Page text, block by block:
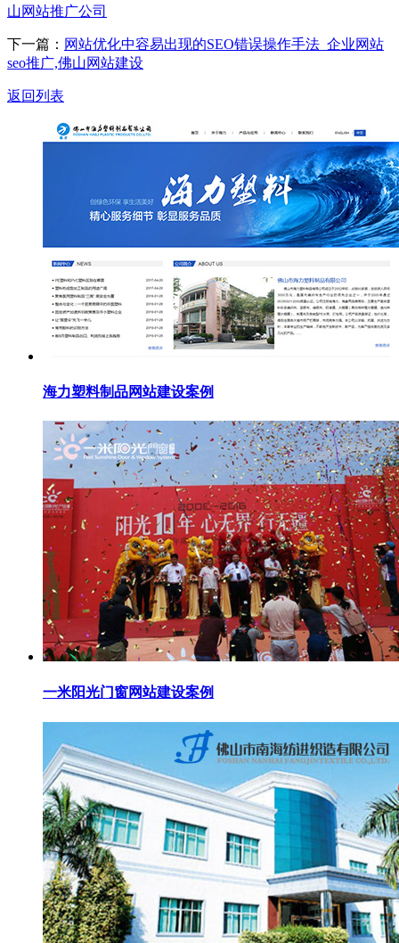
山网站推广公司
下一篇： 网站优化中容易出现的SEO错误操作手法_企业网站
seo推广,佛山网站建设
返回列表
海力塑料制品网站建设案例
一米阳光门窗网站建设案例